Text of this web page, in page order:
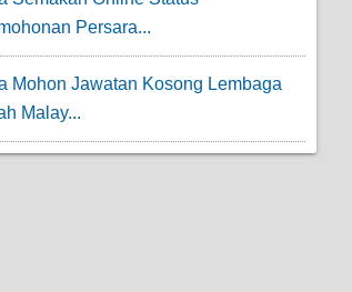
Persara...
Mohon Jawatan Kosong Lembaga
Malay...